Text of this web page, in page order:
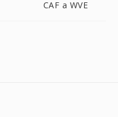
CAF a WVE